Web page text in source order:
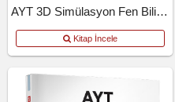
AYT 3D Simülasyon Fen Bilimleri Denemeleri
Kitap İncele